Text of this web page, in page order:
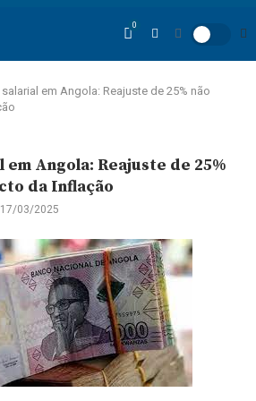
0
em Angola: Reajuste de 25% não
Angola: Reajuste de 25%
da Inflação
17/03/2025